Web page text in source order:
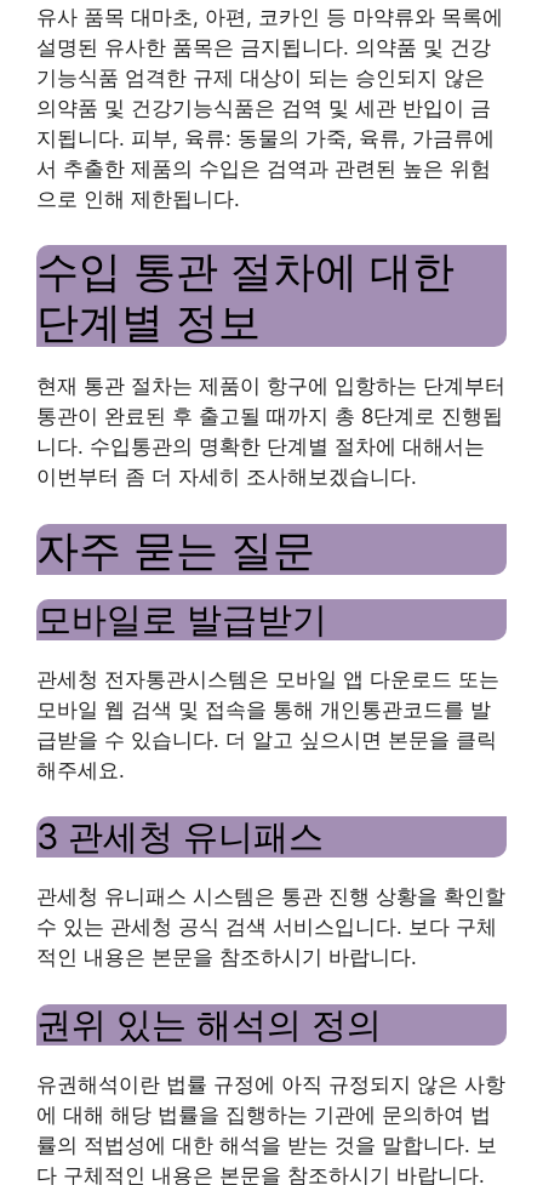
유사 품목 대마초, 아편, 코카인 등 마약류와 목록에
설명된 유사한 품목은 금지됩니다. 의약품 및 건강
기능식품 엄격한 규제 대상이 되는 승인되지 않은
의약품 및 건강기능식품은 검역 및 세관 반입이 금
지됩니다. 피부, 육류: 동물의 가죽, 육류, 가금류에
서 추출한 제품의 수입은 검역과 관련된 높은 위험
으로 인해 제한됩니다.
수입 통관 절차에 대한
단계별 정보
현재 통관 절차는 제품이 항구에 입항하는 단계부터
통관이 완료된 후 출고될 때까지 총 8단계로 진행됩
니다. 수입통관의 명확한 단계별 절차에 대해서는
이번부터 좀 더 자세히 조사해보겠습니다.
자주 묻는 질문
모바일로 발급받기
관세청 전자통관시스템은 모바일 앱 다운로드 또는
모바일 웹 검색 및 접속을 통해 개인통관코드를 발
급받을 수 있습니다. 더 알고 싶으시면 본문을 클릭
해주세요.
3 관세청 유니패스
관세청 유니패스 시스템은 통관 진행 상황을 확인할
수 있는 관세청 공식 검색 서비스입니다. 보다 구체
적인 내용은 본문을 참조하시기 바랍니다.
권위 있는 해석의 정의
유권해석이란 법률 규정에 아직 규정되지 않은 사항
에 대해 해당 법률을 집행하는 기관에 문의하여 법
률의 적법성에 대한 해석을 받는 것을 말합니다. 보
다 구체적인 내용은 본문을 참조하시기 바랍니다.